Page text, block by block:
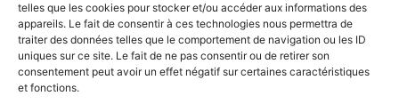
telles que les cookies pour stocker et/ou accéder aux informations des
appareils. Le fait de consentir à ces technologies nous permettra de
traiter des données telles que le comportement de navigation ou les ID
uniques sur ce site. Le fait de ne pas consentir ou de retirer son
consentement peut avoir un effet négatif sur certaines caractéristiques
et fonctions.
Newsletter
Suivez le projet !
E-mail